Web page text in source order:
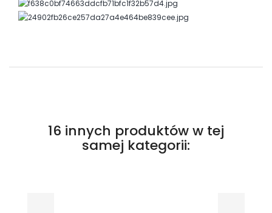
16 innych produktów w tej
samej kategorii: